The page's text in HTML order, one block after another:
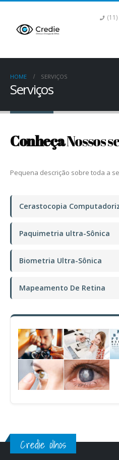
HOME SERVIÇOS
Serviços
ConheçaNossos
Pequena descrição sobre toda a
Cerastocopia
Paquimetria ultra-Sônica
Biometria Ultra-Sônica
Mapeamento De Retina
Credie olhos